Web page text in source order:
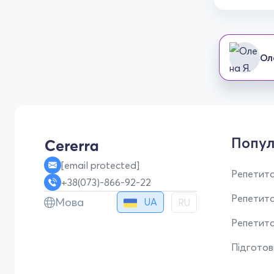
[email protected]
+38(073)-866-92-22
Мова UA RU